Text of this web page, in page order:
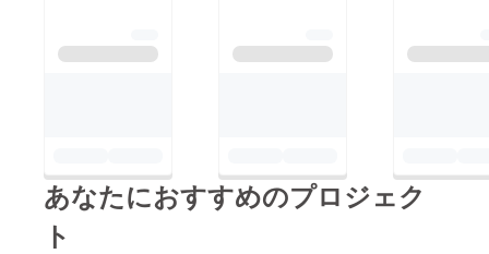
あなたにおすすめのプロジェク
ト